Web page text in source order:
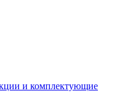
и комплектующие